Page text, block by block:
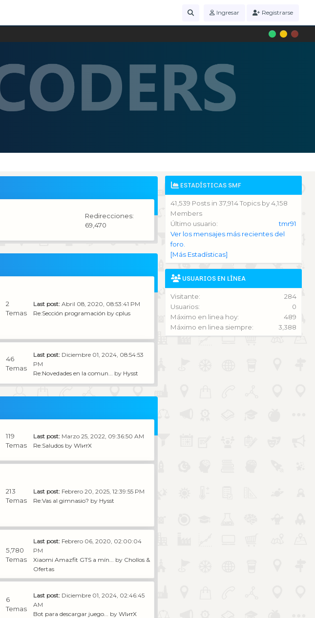
Ingresar Registrarse
Redirecciones:
69,470
2
Temas
Last post:Abril 08, 2020, 08:53:41 PM
Re:Sección programación bycplus
46
Temas
Last post: Diciembre 01, 2024, 08:54:53
PM
Re:Novedades en la comun...
by Hysst
119
Temas
Last post: Marzo 25, 2022, 09:36:50 AM
Re:Saludos byWIитX
213
Temas
Last post: Febrero 20, 2025, 12:39:55 PM
Re:Vas al gimnasio? by Hysst
5,780
Temas
Last post: Febrero 06, 2020, 02:00:04
PM
Xiaomi Amazfit GTS a mín...
by Chollos &
Ofertas
6
Temas
Last post: Diciembre 01, 2024, 02:46:45
AM
Bot para descargar juego...
byWIитX
ESTADÍSTICAS SMF
41,539 Posts in 37,914 Topics by 4,158
Members
Último usuario:
tmr91
Ver los mensajes más recientes del
foro.
[Más Estadísticas]
USUARIOS EN LÍNEA
Visitante:
284
Usuarios:
0
Máximo en linea hoy:
489
Máximo en linea siempre:
3,388